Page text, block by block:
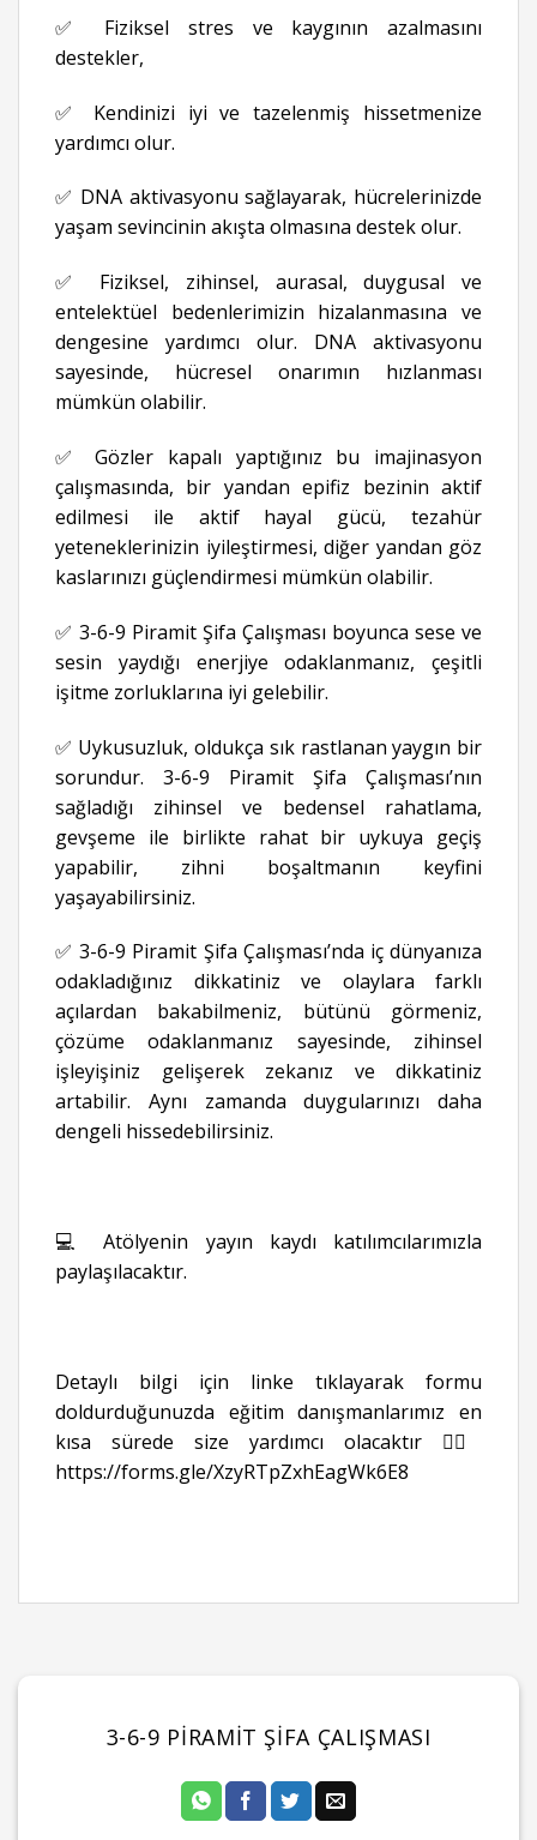
✅ Fiziksel stres ve kaygının azalmasını
destekler,
✅ Kendinizi iyi ve tazelenmiş hissetmenize
yardımcı olur.
✅ DNA aktivasyonu sağlayarak, hücrelerinizde
yaşam sevincinin akışta olmasına destek olur.
✅ Fiziksel, zihinsel, aurasal, duygusal ve
entelektüel bedenlerimizin hizalanmasına ve
dengesine yardımcı olur. DNA aktivasyonu
sayesinde, hücresel onarımın hızlanması
mümkün olabilir.
✅ Gözler kapalı yaptığınız bu imajinasyon
çalışmasında, bir yandan epifiz bezinin aktif
edilmesi ile aktif hayal gücü, tezahür
yeteneklerinizin iyileştirmesi, diğer yandan göz
kaslarınızı güçlendirmesi mümkün olabilir.
✅ 3-6-9 Piramit Şifa Çalışması boyunca sese ve
sesin yaydığı enerjiye odaklanmanız, çeşitli
işitme zorluklarına iyi gelebilir.
✅ Uykusuzluk, oldukça sık rastlanan yaygın bir
sorundur. 3-6-9 Piramit Şifa Çalışması’nın
sağladığı zihinsel ve bedensel rahatlama,
gevşeme ile birlikte rahat bir uykuya geçiş
yapabilir, zihni boşaltmanın keyfini
yaşayabilirsiniz.
✅ 3-6-9 Piramit Şifa Çalışması’nda iç dünyanıza
odakladığınız dikkatiniz ve olaylara farklı
açılardan bakabilmeniz, bütünü görmeniz,
çözüme odaklanmanız sayesinde, zihinsel
işleyişiniz gelişerek zekanız ve dikkatiniz
artabilir. Aynı zamanda duygularınızı daha
dengeli hissedebilirsiniz.
💻 Atölyenin yayın kaydı katılımcılarımızla
paylaşılacaktır.
Detaylı bilgi için linke tıklayarak formu
doldurduğunuzda eğitim danışmanlarımız en
kısa sürede size yardımcı olacaktır 👉🏻
https://forms.gle/XzyRTpZxhEagWk6E8
3-6-9 PIRAMIT ŞIFA ÇALIŞMASI